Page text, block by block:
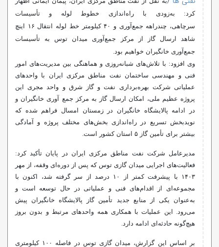
کرد: به‌زودی با راه‌اندازی خطوط لوله و تأسیسات
سرچاهی، چندراهه
جمع‌آوری و ۴۰ کیلومتر خط لوله انتقال ۱۶ اینچ
شاهد ارسال گاز از مرکز جمع‌آوری میدان توس به تأسیسات
جمع‌آوری خانگیران خواهیم بود.
وی افزود: با تلاش‌های شبانه‌روزی و هماهنگی بین مدیریت‌های امور
فنی و مهندسی ساختمان نفت مناطق مرکزی ایران با واحدهای
عملیاتی شرکت بهره‌برداری نفت و گاز شرق و واحد مجری این
پروژه عظیم ملی، امکان ارسال گاز به مرکز جمع آوری خانگیران و
در ادامه پالایشگاه خانگیران در زمستان امسال فراهم شده که
نویدبخش تسریع در راه‌اندازی بخش‌های مختلف پروژه و آمادگی
بیشتر برای تأمین گاز ۵ استان کشور است.
مدیرعامل شرکت نفت مناطق مرکزی ایران در پایان تأکید کرد:
فعالیت‌های اجرایی میدان گازی توس که پس از دوره‌ای وقفه، از مهر
۱۴۰۳ با پیشرفت کمتر از ۱۰ درصد از سر گرفته شد، اکنون با
مجموعه‌ای از اقدام‌های فنی و عملیاتی در حال توسعه است و
به‌عنوان یکی از منابع جدید تأمین گاز پالایشگاه خانگیران پیش
می‌رود. این عملیات با همکاری همه واحدهای مرتبط و بدون بروز
هیچ‌گونه حادثه‌ای ادامه دارد.
بر اساس این گزارش، میدان گازی توس در فاصله ۱۰۰ کیلومتری